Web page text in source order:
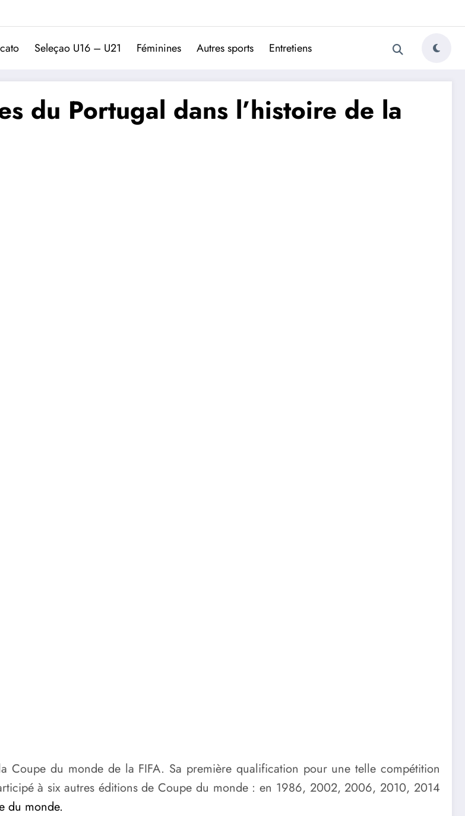
Trivela
L'actualité du football portugais
Seleçao U16 – U21 Féminines Autres sports Entretiens
du Portugal dans l’histoire de la
Coupe du monde de la FIFA. Sa première qualification pour une telle compétition
à six autres éditions de Coupe du monde : en 1986, 2002, 2006, 2010, 2014
du monde.